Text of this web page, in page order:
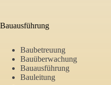
Bauausführung
Baubetreuung
Bauüberwachung
Bauausführung
Bauleitung